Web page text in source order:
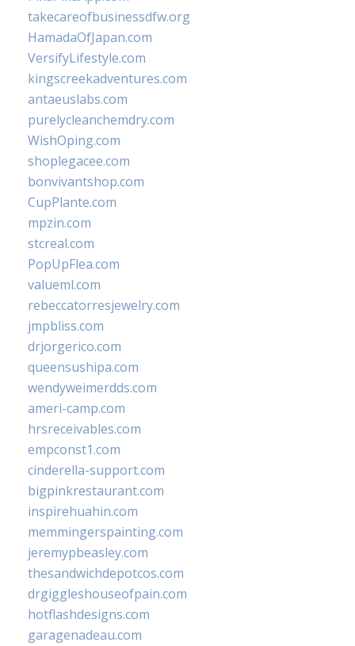
takecareofbusinessdfw.org
HamadaOfJapan.com
VersifyLifestyle.com
kingscreekadventures.com
antaeuslabs.com
purelycleanchemdry.com
WishOping.com
shoplegacee.com
bonvivantshop.com
CupPlante.com
mpzin.com
stcreal.com
PopUpFlea.com
valueml.com
rebeccatorresjewelry.com
jmpbliss.com
drjorgerico.com
queensushipa.com
wendyweimerdds.com
ameri-camp.com
hrsreceivables.com
empconst1.com
cinderella-support.com
bigpinkrestaurant.com
inspirehuahin.com
memmingerspainting.com
jeremypbeasley.com
thesandwichdepotcos.com
drgiggleshouseofpain.com
hotflashdesigns.com
garagenadeau.com